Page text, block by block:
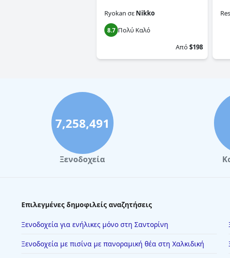
Ryokan σε Nikko
8.7 Πολύ Καλό
Από$198
7,258,491
Ξενοδοχεία
Επιλεγμένες δημοφιλείς αναζητήσεις
Ξενοδοχεία για ενήλικες μόνο στη Σαντορίνη
Ξενοδοχεία με πισίνα με πανοραμική θέα στη Χαλκιδική